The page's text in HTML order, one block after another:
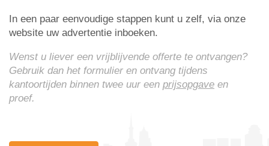
In een paar eenvoudige stappen kunt u zelf, via onze
website uw advertentie inboeken.
Wenst u liever een vrijblijvende offerte te ontvangen?
Gebruik dan het formulier en ontvang tijdens
kantoortijden binnen twee uur een prijsopgave en
proef.